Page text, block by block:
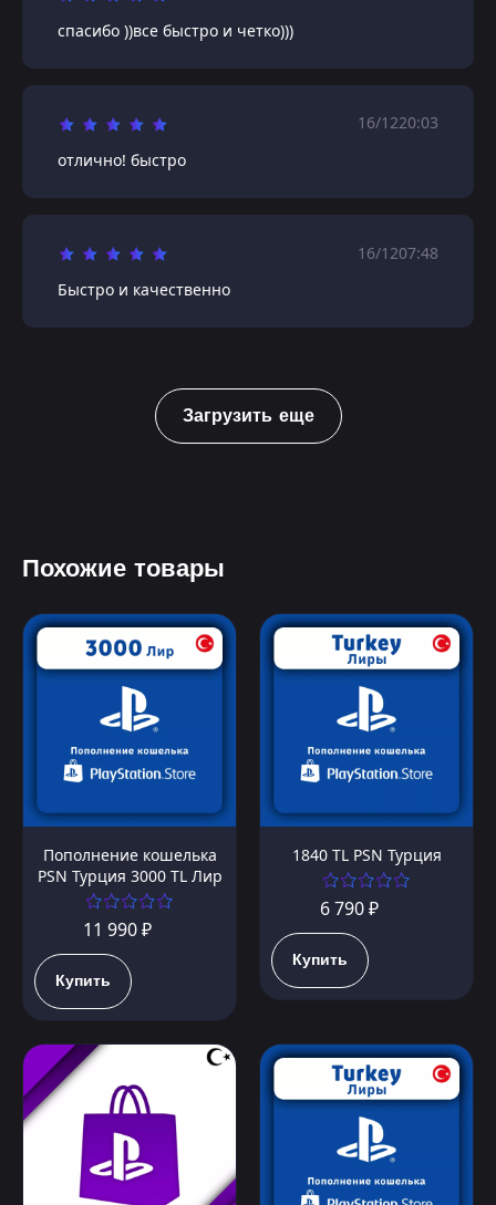
спасибо ))все быстро и четко)))
16/1220:03
отлично! быстро
16/1207:48
Быстро и качественно
Загрузить еще
Похожие товары
Пополнение кошелька
PSN Турция 3000 TL Лир
11 990 ₽
Купить
1840 TL PSN Турция
6 790 ₽
Купить